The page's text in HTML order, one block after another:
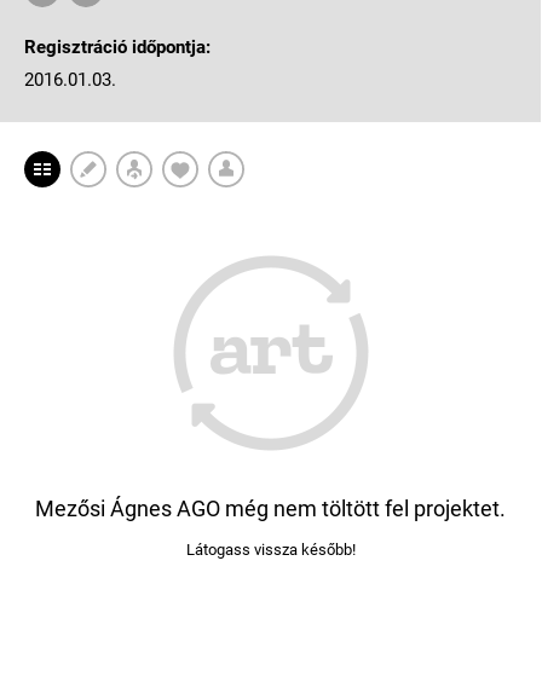
Regisztráció időpontja:
2016.01.03.
Mezősi Ágnes AGO még nem töltött fel projektet.
Látogass vissza később!